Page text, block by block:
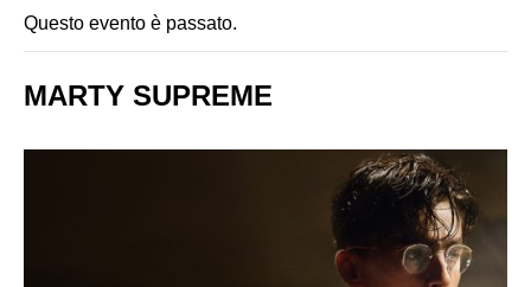
Questo evento è passato.
MARTY SUPREME